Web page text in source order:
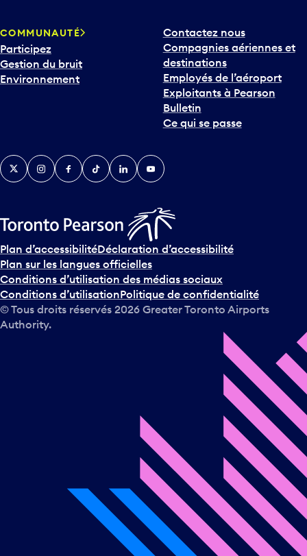
COMMUNAUTÉ
Participez
Gestion du bruit
Environnement
Contactez nous
Compagnies aériennes et
destinations
Employés de l’aéroport
Exploitants à Pearson
Bulletin
Ce qui se passe
TwitterInstagramFacebook
TikTokLinkedInYouTube
Plan d’accessibilitéDéclaration d’accessibilité
Plan sur les langues officielles
Conditions d’utilisation des médias sociaux
Conditions d’utilisationPolitique de confidentialité
© Tous droits réservés 2026 Greater Toronto Airports
Authority.